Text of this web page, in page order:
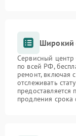
Широкий
Сервисный центр
по всей РФ,
ремонт, включая
отслеживать
продления срока